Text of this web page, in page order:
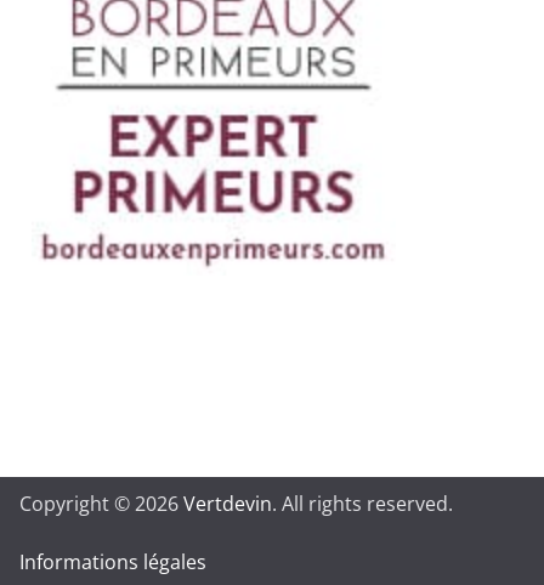
Copyright © 2026Vertdevin. All rights reserved.
Informations légales